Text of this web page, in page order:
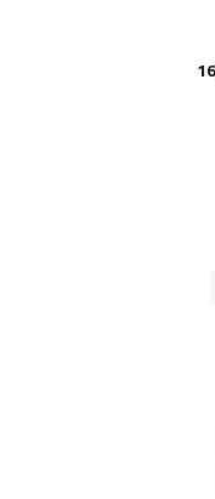
مواصفات وسعر ( ايفون 16